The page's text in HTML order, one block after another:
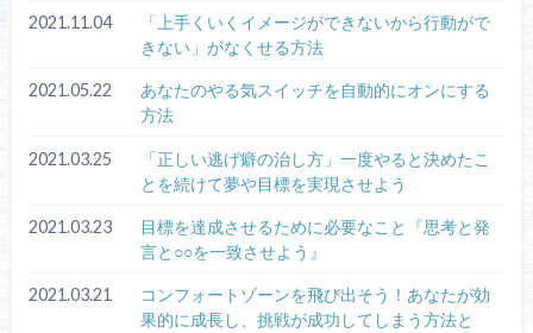
2021.11.04
「上手くいくイメージができないから行動がで
きない」がなくせる方法
2021.05.22
あなたのやる気スイッチを自動的にオンにする
方法
2021.03.25
「正しい逃げ癖の治し方」一度やると決めたこ
とを続けて夢や目標を実現させよう
2021.03.23
目標を達成させるために必要なこと『思考と発
言と○○を一致させよう』
2021.03.21
コンフォートゾーンを飛び出そう！あなたが効
果的に成長し、挑戦が成功してしまう方法と